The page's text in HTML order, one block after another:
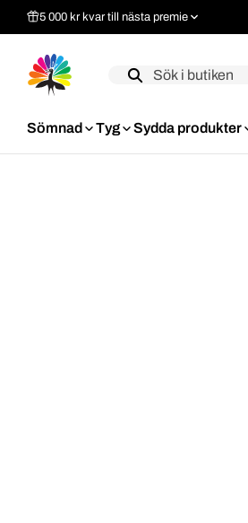
5 000 kr kvar till nästa premie
Label
Sömnad Tyg Sydda produkter